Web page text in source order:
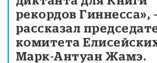
рекордов Гиннесса»,
рассказал
комитета
Марк-Антуан Жамэ.